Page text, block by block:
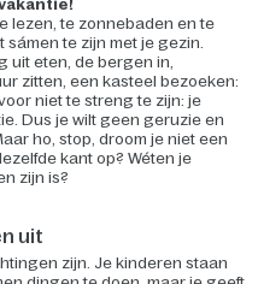
lezen, te zonnebaden en te
te zijn met je gezin.
uit eten, de bergen in,
zitten, een kasteel bezoeken:
niet te streng te zijn: je
Dus je wilt geen geruzie en
ho, stop, droom je niet een
kant op? Wéten je
zijn is?
uit
zijn. Je kinderen staan